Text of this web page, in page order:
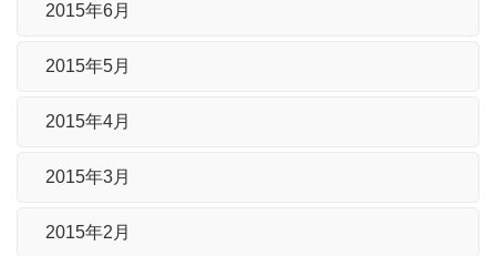
2015年6月
2015年5月
2015年4月
2015年3月
2015年2月